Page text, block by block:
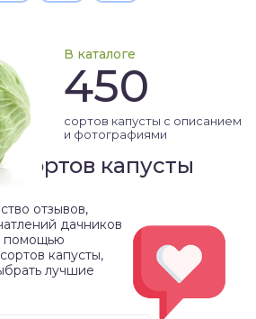
В каталоге
450
сортов капусты с описанием
и фотографиями
сортов капусты
отзывов,
дачников
помощью
капусты,
лучшие